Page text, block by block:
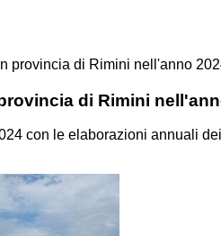
provincia di Rimini nell'anno
di Rimini
con le elaborazioni annuali